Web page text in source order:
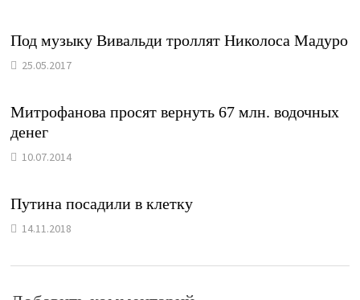
Под музыку Вивальди троллят Николоса Мадуро
25.05.2017
Митрофанова просят вернуть 67 млн. водочных
денег
10.07.2014
Путина посадили в клетку
14.11.2018